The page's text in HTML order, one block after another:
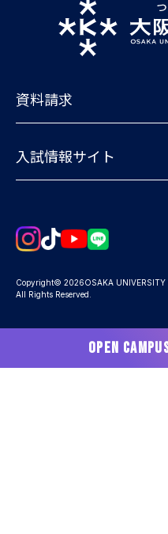
資料請求
入試情報サイト
Copyright© 2026OSAKA UNIVERSITY
All Rights Reserved.
OPEN